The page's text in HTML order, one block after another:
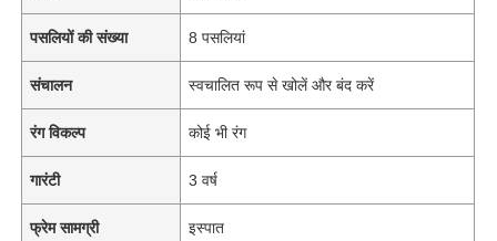
पसलियों की संख्या 8 पसलियां
संचालन स्वचालित रूप से खोलें और बंद करें
रंग विकल्प कोई भी रंग
गारंटी 3 वर्ष
फ्रेम सामग्री इस्पात